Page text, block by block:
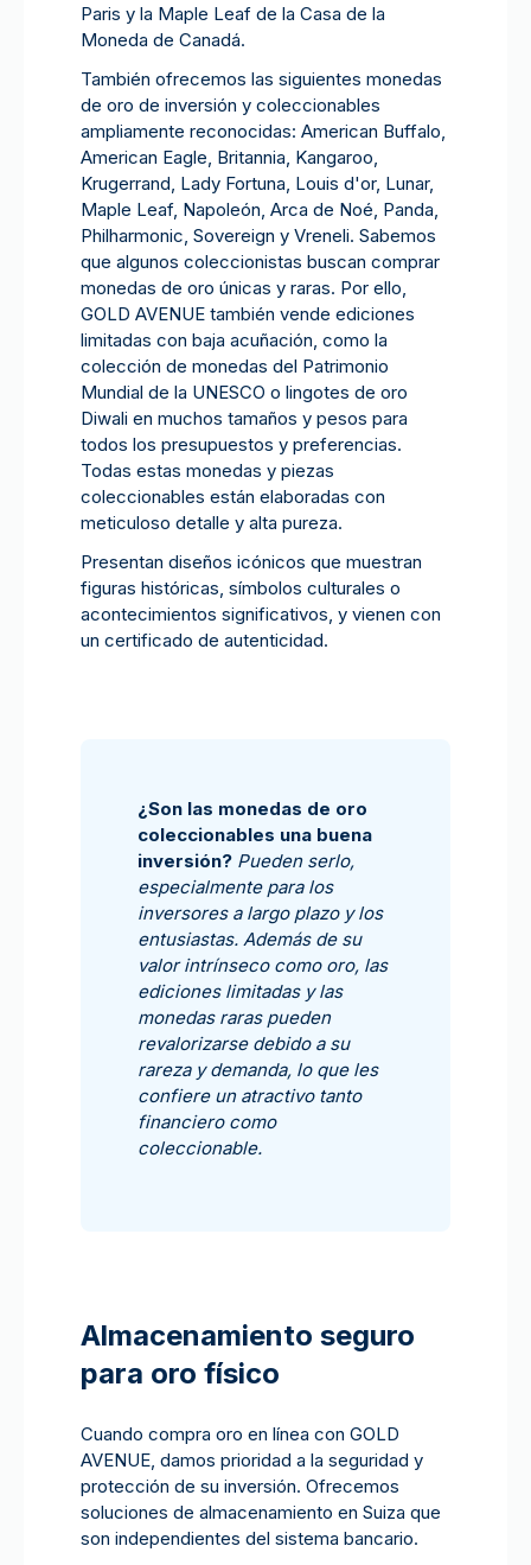
Paris y la Maple Leaf de la Casa de la
Moneda de Canadá.
También ofrecemos las siguientes monedas
de oro de inversión y coleccionables
ampliamente reconocidas: American Buffalo,
American Eagle, Britannia, Kangaroo,
Krugerrand, Lady Fortuna, Louis d'or, Lunar,
Maple Leaf, Napoleón, Arca de Noé, Panda,
Philharmonic, Sovereign y Vreneli. Sabemos
que algunos coleccionistas buscan comprar
monedas de oro únicas y raras. Por ello,
GOLD AVENUE también vende ediciones
limitadas con baja acuñación, como la
colección de monedas del Patrimonio
Mundial de la UNESCO o lingotes de oro
Diwali en muchos tamaños y pesos para
todos los presupuestos y preferencias.
Todas estas monedas y piezas
coleccionables están elaboradas con
meticuloso detalle y alta pureza.
Presentan diseños icónicos que muestran
figuras históricas, símbolos culturales o
acontecimientos significativos, y vienen con
un certificado de autenticidad.
¿Son las monedas de oro
coleccionables una buena
inversión? Pueden serlo,
especialmente para los
inversores a largo plazo y los
entusiastas. Además de su
valor intrínseco como oro, las
ediciones limitadas y las
monedas raras pueden
revalorizarse debido a su
rareza y demanda, lo que les
confiere un atractivo tanto
financiero como
coleccionable.
Almacenamiento seguro
para oro físico
Cuando compra oro en línea con GOLD
AVENUE, damos prioridad a la seguridad y
protección de su inversión. Ofrecemos
soluciones de almacenamiento en Suiza que
son independientes del sistema bancario.